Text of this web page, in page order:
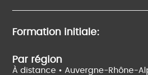
Formation initiale:
Par région
À distance • Auvergne-Rhône-